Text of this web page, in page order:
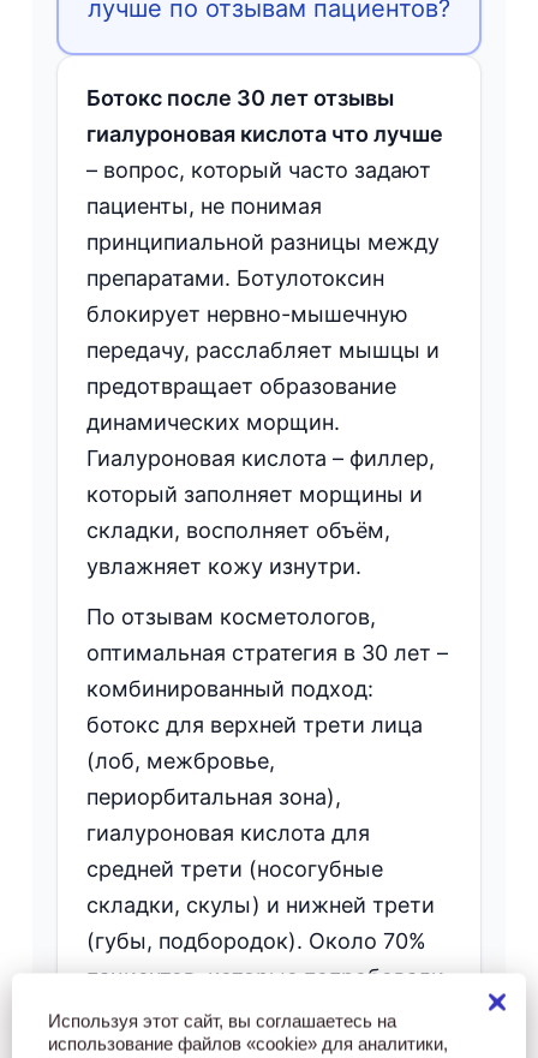
лучше по отзывам пациентов?
Ботокс после 30 лет отзывы
гиалуроновая кислота что лучше
– вопрос, который часто задают
пациенты, не понимая
принципиальной разницы между
препаратами. Ботулотоксин
блокирует нервно-мышечную
передачу, расслабляет мышцы и
предотвращает образование
динамических морщин.
Гиалуроновая кислота – филлер,
который заполняет морщины и
складки, восполняет объём,
увлажняет кожу изнутри.
По отзывам косметологов,
оптимальная стратегия в 30 лет –
комбинированный подход:
ботокс для верхней трети лица
(лоб, межбровье,
периорбитальная зона),
гиалуроновая кислота для
средней трети (носогубные
складки, скулы) и нижней трети
(губы, подбородок). Около 70%
пациентов, которые попробовали
оба метода, отмечают, что
эффект от комбинации более
Используя этот сайт, вы соглашаетесь на
использование файлов «cookie» для аналитики,